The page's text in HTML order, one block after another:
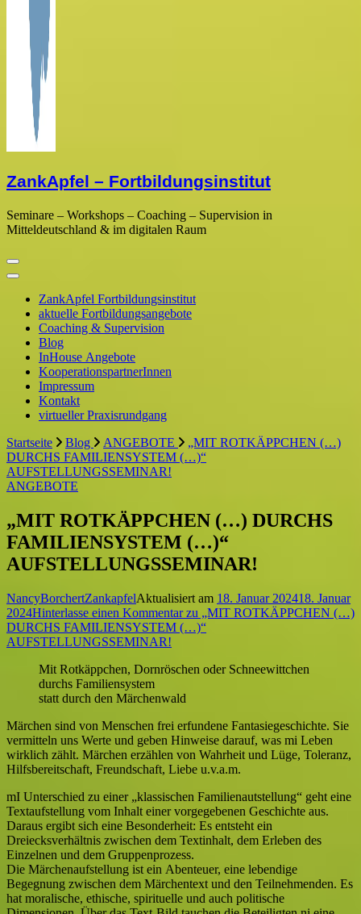
ZankApfel – Fortbildungsinstitut
Seminare – Workshops – Coaching – Supervision in
Mitteldeutschland & im digitalen Raum
ZankApfel Fortbildungsinstitut
aktuelle Fortbildungsangebote
Coaching & Supervision
Blog
InHouse Angebote
KooperationspartnerInnen
Impressum
Kontakt
virtueller Praxisrundgang
Startseite
Blog ANGEBOTE
„MIT ROTKÄPPCHEN (…)
DURCHS FAMILIENSYSTEM (…)“
AUFSTELLUNGSSEMINAR!
ANGEBOTE
„MIT ROTKÄPPCHEN (…) DURCHS
FAMILIENSYSTEM (…)“
AUFSTELLUNGSSEMINAR!
NancyBorchertZankapfelAktualisiert am 18. Januar 202418. Januar
2024Hinterlasse einen Kommentarzu „MIT ROTKÄPPCHEN (…)
DURCHS FAMILIENSYSTEM (…)“
AUFSTELLUNGSSEMINAR!
Mit Rotkäppchen, Dornröschen oder Schneewittchen
durchs Familiensystem
statt durch den Märchenwald
Märchen sind von Menschen frei erfundene Fantasiegeschichte. Sie
vermitteln uns Werte und geben Hinweise darauf, was mi Leben
wirklich zählt. Märchen erzählen von Wahrheit und Lüge, Toleranz,
Hilfsbereitschaft, Freundschaft, Liebe u.v.a.m.
mI Unterschied zu einer „klassischen Familienautstellung“ geht eine
Textaufstellung vom Inhalt einer vorgegebenen Geschichte aus.
Daraus ergibt sich eine Besonderheit: Es entsteht ein
Dreiecksverhältnis zwischen dem Textinhalt, dem Erleben des
Einzelnen und dem Gruppenprozess.
Die Märchenaufstellung ist ein Abenteuer, eine lebendige
Begegnung zwischen dem Märchentext und den Teilnehmenden. Es
hat moralische, ethische, spirituelle und auch politische